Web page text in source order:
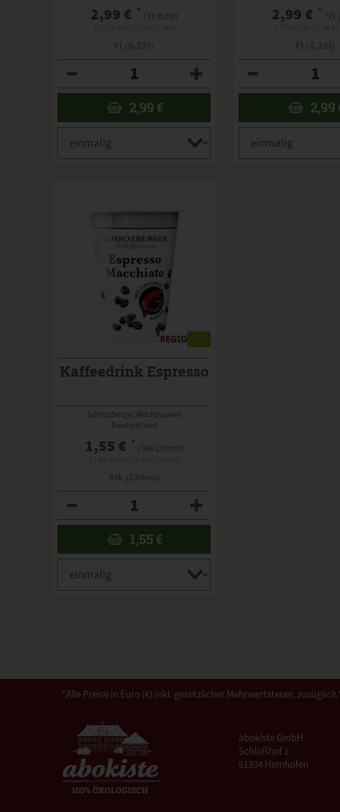
2,99 € * / Fl (0,25l)
2,99 €
2,99 € * / Fl
2,99
Kaffeedrink Espresso
Schrozberger Milchbauern
Deutschland
1,55 € * / Stk (230ml)
1,55 €
*Alle Preise in Euro (€) inkl. gesetzlicher Mehrwertsteuer,
abokiste GmbH
Schloßhof 1
91334 Hemhofen